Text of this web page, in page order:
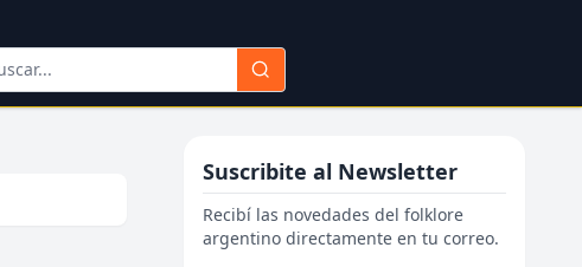
Suscribite al Newsletter
Recibí las novedades del folklore
argentino directamente en tu correo.